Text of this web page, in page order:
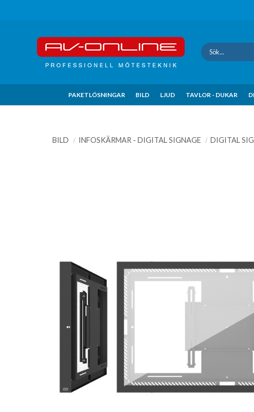
PAKETLÖSNINGAR BILD LJUD TAVLOR - DUKAR
BILD INFOSKÄRMAR - DIGITAL SIGNAGE DIGITAL